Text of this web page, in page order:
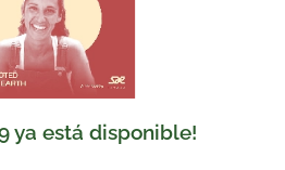
ya está disponible!